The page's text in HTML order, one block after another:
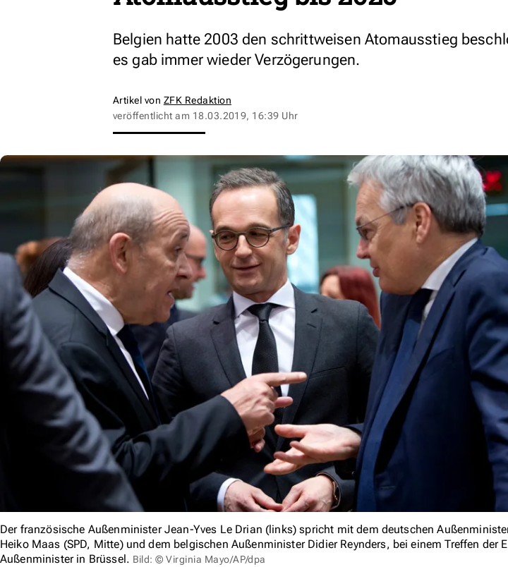
Belgien hatte 2003 den schrittweisen Atomausstieg
es gab immer wieder Verzögerungen.
Artikel von ZFK Redaktion
veröffentlicht am 18.03.2019, 16:39 Uhr
Der französische Außenminister Jean-Yves Le Drian (links) spricht mit dem deutschen
Heiko Maas (SPD, Mitte) und dem belgischen Außenminister Didier Reynders, bei einem Treffen der
Außenminister in Brüssel. Bild: © Virginia Mayo/AP/dpa